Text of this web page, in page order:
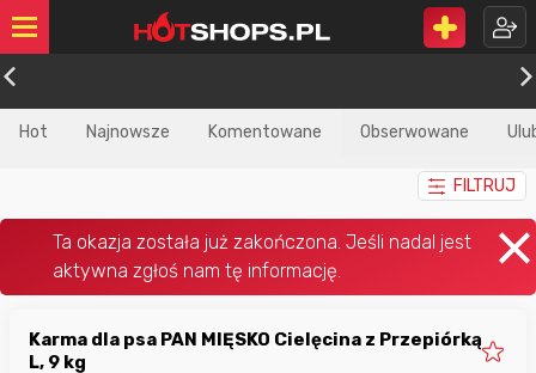
Hot Najnowsze Komentowane Obserwowane
FILTRUJ
Karma dla psa PAN MIĘSKO Cielęcina z Przepiórką
L, 9 kg